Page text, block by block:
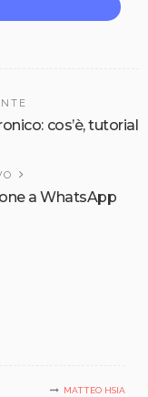
cos’è, tutorial
a WhatsApp
MATTEO HSIA